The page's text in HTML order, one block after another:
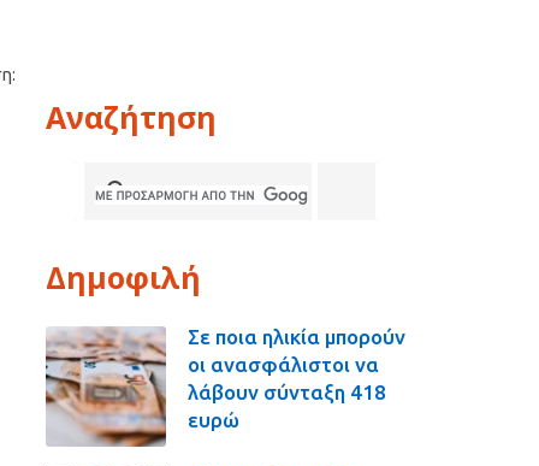
Αναζήτηση
Δημοφιλή
Σε ποια ηλικία μπορούν
οι ανασφάλιστοι να
λάβουν σύνταξη 418
ευρώ